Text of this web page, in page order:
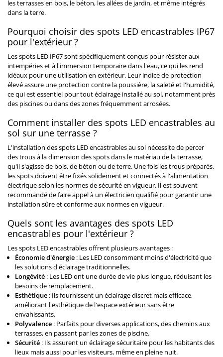
les terrasses en bois, le béton, les allées de jardin, et même intégrés
dans la terre.
Pourquoi choisir des spots LED encastrables IP67
pour l'extérieur ?
Les spots LED IP67 sont spécifiquement conçus pour résister aux
intempéries et à l'immersion temporaire dans l'eau, ce qui les rend
idéaux pour une utilisation en extérieur. Leur indice de protection
élevé assure une protection contre la poussière, la saleté et l'humidité,
ce qui est essentiel pour tout éclairage installé au sol, notamment près
des piscines ou dans des zones fréquemment arrosées.
Comment installer des spots LED encastrables au
sol sur une terrasse ?
L'installation des spots LED encastrables au sol nécessite de percer
des trous à la dimension des spots dans le matériau de la terrasse,
qu'il s'agisse de bois, de béton ou de terre. Une fois les trous préparés,
les spots doivent être fixés solidement et connectés à l'alimentation
électrique selon les normes de sécurité en vigueur. Il est souvent
recommandé de faire appel à un électricien qualifié pour garantir une
installation sûre et conforme aux normes en vigueur.
Quels sont les avantages des spots LED
encastrables pour l'extérieur ?
Les spots LED encastrables offrent plusieurs avantages :
Économie d'énergie : Les LED consomment moins d'électricité que
les solutions d'éclairage traditionnelles.
Longévité : Les LED ont une durée de vie plus longue, réduisant les
besoins de remplacement.
Esthétique : Ils fournissent un éclairage discret mais efficace,
améliorant l'esthétique de l'espace extérieur sans être
envahissants.
Polyvalence : Parfaits pour diverses applications, des chemins aux
terrasses, en passant par les zones de piscine.
Sécurité : Ils assurent un éclairage sécuritaire pour les habitants des
lieux mais aussi pour les visiteurs, même en pleine nuit.